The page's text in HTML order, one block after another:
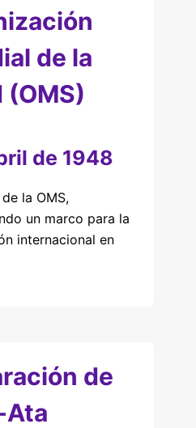
de la
(OMS)
de 1948
la OMS,
un marco para la
internacional en
de
Ata